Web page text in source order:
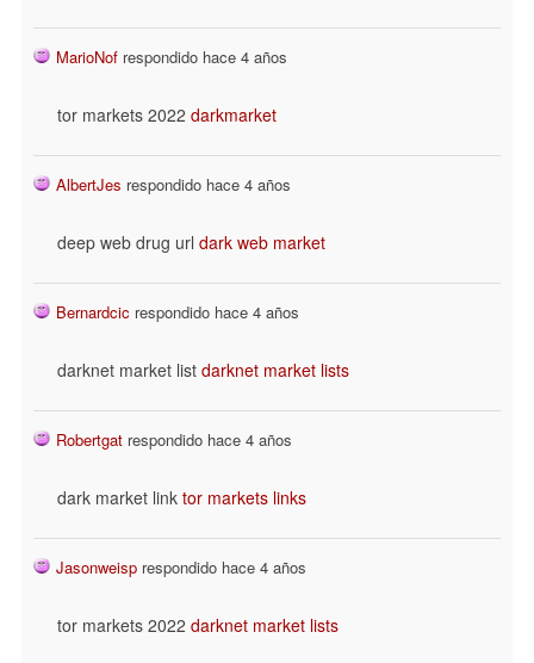
MarioNof respondido hace 4 años
tor markets 2022 darkmarket
AlbertJes respondido hace 4 años
deep web drug url dark web market
Bernardcic respondido hace 4 años
darknet market list darknet market lists
Robertgat respondido hace 4 años
dark market link tor markets links
Jasonweisp respondido hace 4 años
tor markets 2022 darknet market lists